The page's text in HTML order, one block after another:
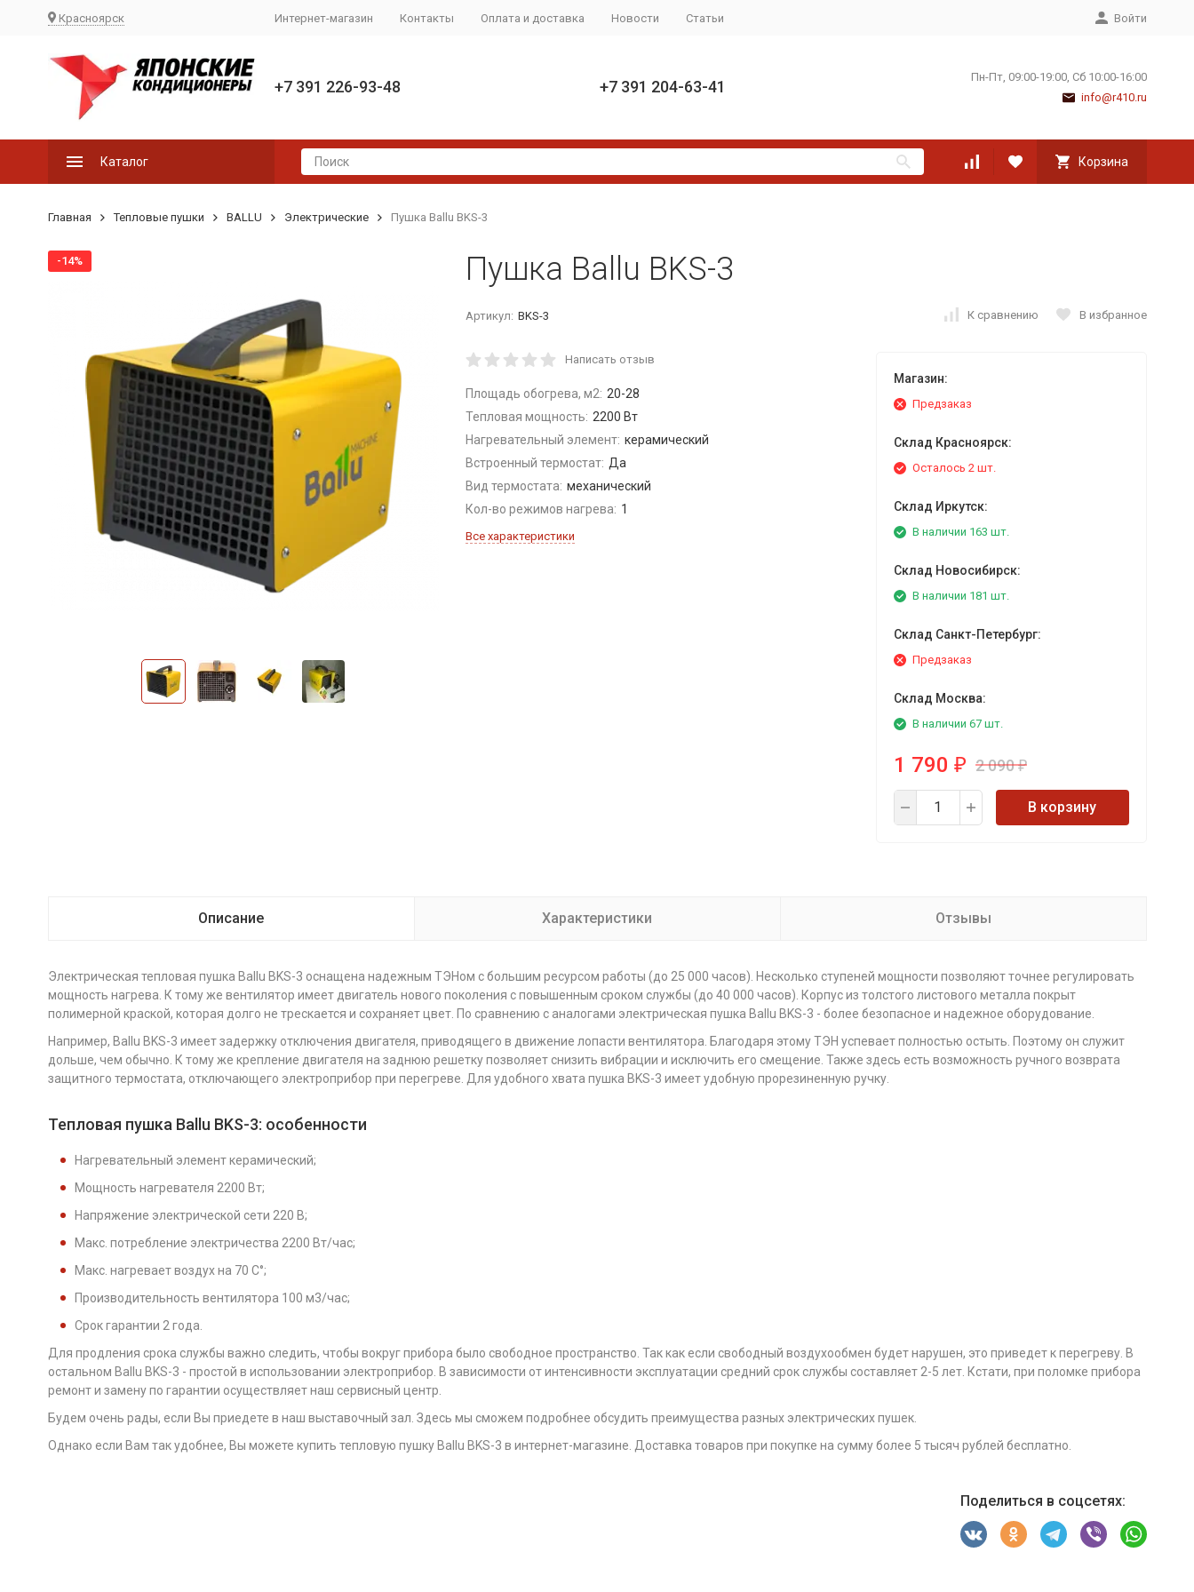
Красноярск Интернет-магазин Контакты Оплата и доставка Новости Статьи Войти
+7 391 226-93-48 +7 391 204-63-41
Пн-Пт, 09:00-19:00, Сб 10:00-16:00
info@r410.ru
Каталог Корзина
Главная Тепловые пушки BALLU Электрические Пушка Ballu BKS-3
-14% Пушка Ballu BKS-3
Артикул: BKS-3 К сравнению В избранное
Написать отзыв
Площадь обогрева, м2: 20-28
Тепловая мощность: 2200 Вт
Нагревательный элемент: керамический
Встроенный термостат: Да
Вид термостата: механический
Кол-во режимов нагрева: 1
Все характеристики
Магазин:
Предзаказ
Склад Красноярск:
Осталось 2 шт.
Склад Иркутск:
В наличии 163 шт.
Склад Новосибирск:
В наличии 181 шт.
Склад Санкт-Петербург:
Предзаказ
Склад Москва:
В наличии 67 шт.
1 790 ₽ 2 090₽
В корзину
Описание Характеристики Отзывы
Электрическая тепловая пушка Ballu BKS-3 оснащена надежным ТЭНом с большим ресурсом работы (до 25 000 часов). Несколько ступеней мощности позволяют точнее регулировать
мощность нагрева. К тому же вентилятор имеет двигатель нового поколения с повышенным сроком службы (до 40 000 часов). Корпус из толстого листового металла покрыт
полимерной краской, которая долго не трескается и сохраняет цвет. По сравнению с аналогами электрическая пушка Ballu BKS-3 - более безопасное и надежное оборудование.
Например, Ballu BKS-3 имеет задержку отключения двигателя, приводящего в движение лопасти вентилятора. Благодаря этому ТЭН успевает полностью остыть. Поэтому он служит
дольше, чем обычно. К тому же крепление двигателя на заднюю решетку позволяет снизить вибрации и исключить его смещение. Также здесь есть возможность ручного возврата
защитного термостата, отключающего электроприбор при перегреве. Для удобного хвата пушка BKS-3 имеет удобную прорезиненную ручку.
Тепловая пушка Ballu BKS-3: особенности
Нагревательный элемент керамический;
Мощность нагревателя 2200 Вт;
Напряжение электрической сети 220 B;
Макс. потребление электричества 2200 Вт/час;
Макс. нагревает воздух на 70 С°;
Производительность вентилятора 100 м3/час;
Срок гарантии 2 года.
Для продления срока службы важно следить, чтобы вокруг прибора было свободное пространство. Так как если свободный воздухообмен будет нарушен, это приведет к перегреву. В
остальном Ballu BKS-3 - простой в использовании электроприбор. В зависимости от интенсивности эксплуатации средний срок службы составляет 2-5 лет. Кстати, при поломке прибора
ремонт и замену по гарантии осуществляет наш сервисный центр.
Будем очень рады, если Вы приедете в наш выставочный зал. Здесь мы сможем подробнее обсудить преимущества разных электрических пушек.
Однако если Вам так удобнее, Вы можете купить тепловую пушку Ballu BKS-3 в интернет-магазине. Доставка товаров при покупке на сумму более 5 тысяч рублей бесплатно.
Поделиться в соцсетях: